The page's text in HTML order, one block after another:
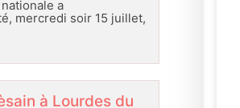
a
mercredi soir 15 juillet,
à Lourdes du